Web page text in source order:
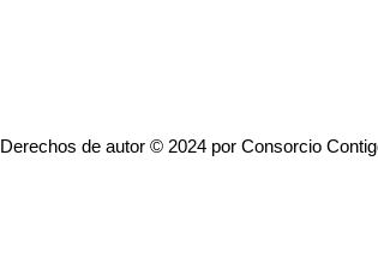
Derechos de autor © 2024 por Consorcio